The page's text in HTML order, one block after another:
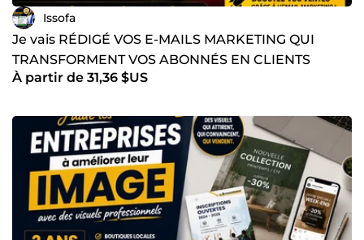
Issofa
Je vais RÉDIGÉ VOS E-MAILS MARKETING QUI
TRANSFORMENT VOS ABONNÉS EN CLIENTS
À partir de 31,36 $US